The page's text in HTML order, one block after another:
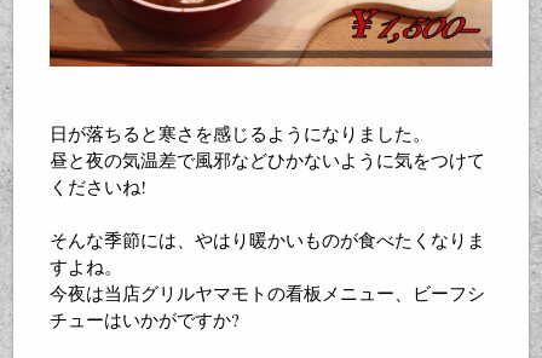
日が落ちると寒さを感じるようになりました。
昼と夜の気温差で風邪などひかないように気をつけて
くださいね!
そんな季節には、やはり暖かいものが食べたくなりま
すよね。
今夜は当店グリルヤマモトの看板メニュー、ビーフシ
チューはいかがですか?